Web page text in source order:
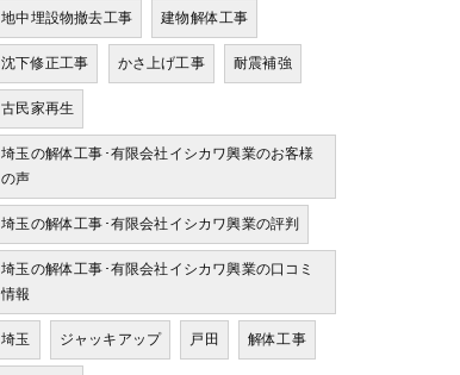
地中埋設物撤去工事
建物解体工事
沈下修正工事
かさ上げ工事
耐震補強
古民家再生
埼玉の解体工事･有限会社イシカワ興業のお客様
の声
埼玉の解体工事･有限会社イシカワ興業の評判
埼玉の解体工事･有限会社イシカワ興業の口コミ
情報
埼玉
ジャッキアップ 戸田
解体工事